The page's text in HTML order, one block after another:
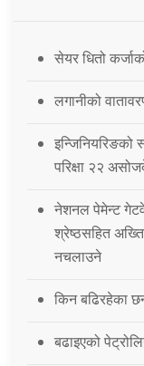
सेयर धितो
लगानीको
परिक्षा २२
नेशनल पेमेन्ट
श्रेष्ठसहित
नचलाउने
किन बढिरहेका
बढाइएको